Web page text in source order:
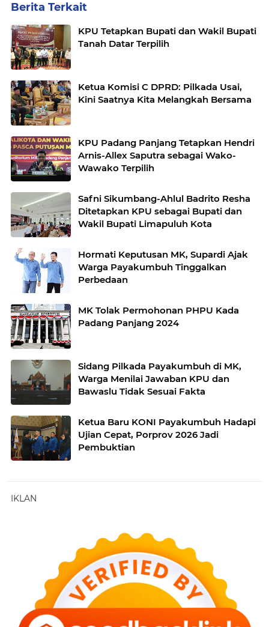
Berita Terkait
KPU Tetapkan Bupati dan Wakil Bupati
Tanah Datar Terpilih
Ketua Komisi C DPRD: Pilkada Usai,
Kini Saatnya Kita Melangkah Bersama
KPU Padang Panjang Tetapkan Hendri
Arnis-Allex Saputra sebagai Wako-
Wawako Terpilih
Safni Sikumbang-Ahlul Badrito Resha
Ditetapkan KPU sebagai Bupati dan
Wakil Bupati Limapuluh Kota
Hormati Keputusan MK, Supardi Ajak
Warga Payakumbuh Tinggalkan
Perbedaan
MK Tolak Permohonan PHPU Kada
Padang Panjang 2024
Sidang Pilkada Payakumbuh di MK,
Warga Menilai Jawaban KPU dan
Bawaslu Tidak Sesuai Fakta
Ketua Baru KONI Payakumbuh Hadapi
Ujian Cepat, Porprov 2026 Jadi
Pembuktian
IKLAN